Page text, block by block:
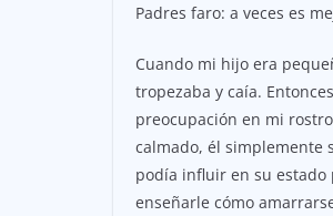
Padres faro: a veces es
Cuando mi hijo era
tropezaba y caía.
preocupación en mi
calmado, él simplemente
podía influir en su estado
enseñarle cómo